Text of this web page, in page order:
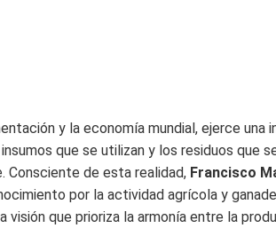
y la economía mundial, ejerce una
que se utilizan y los residuos que
Consciente de esta realidad, Francisco
por la actividad agrícola y
que prioriza la armonía entre la